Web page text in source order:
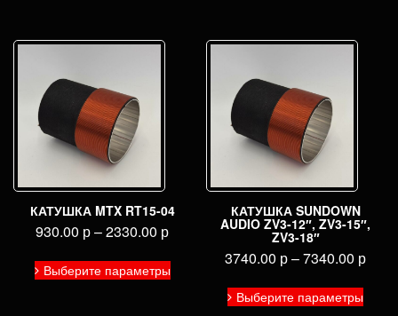
вариаций.
КАТУШКА MTX RT15-04
930.00 р–2330.00 р
Выберите параметрытовар
несколько
КАТУШКА SUNDOWN
AUDIO ZV3-12″, ZV3-15″,
ZV3-18″
3740.00 р–7340.00 р
Выберите параметрытовар